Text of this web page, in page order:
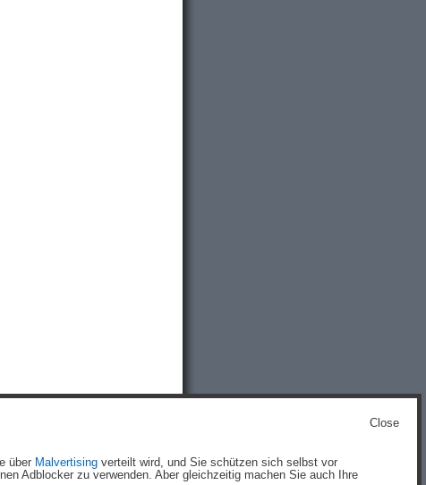
Close
über Malvertising verteilt wird, und Sie schützen sich selbst vor
Adblocker zu verwenden. Aber gleichzeitig machen Sie auch Ihre